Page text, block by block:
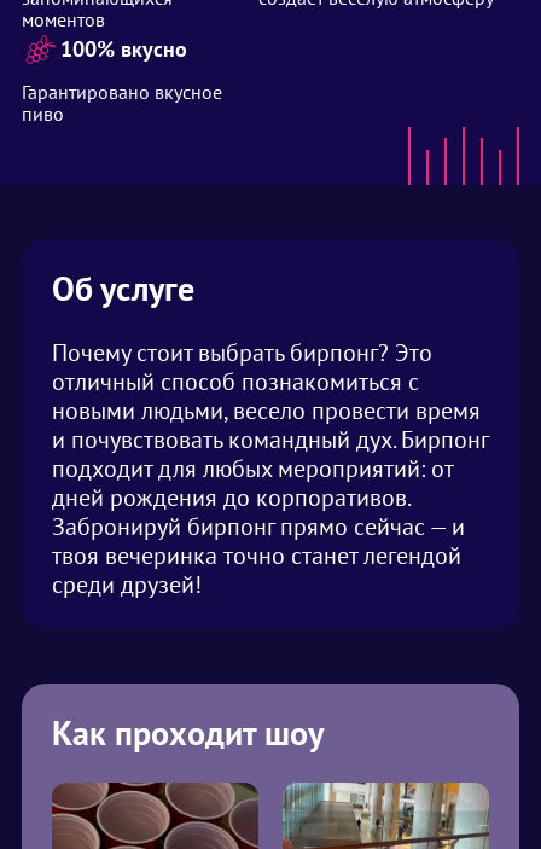
моментов
100% вкусно
Гарантировано вкусное
пиво
Об услуге
Почему стоит выбрать бирпонг? Это
отличный способ познакомиться с
новыми людьми, весело провести время
и почувствовать командный дух. Бирпонг
подходит для любых мероприятий: от
дней рождения до корпоративов.
Забронируй бирпонг прямо сейчас — и
твоя вечеринка точно станет легендой
среди друзей!
Как проходит шоу